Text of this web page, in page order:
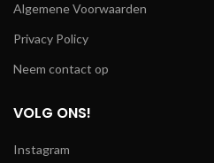
Algemene Voorwaarden
Privacy Policy
Neem contact op
VOLG ONS!
Instagram